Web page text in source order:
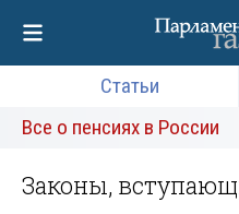
Статьи
Все о пенсиях в России
Законы,